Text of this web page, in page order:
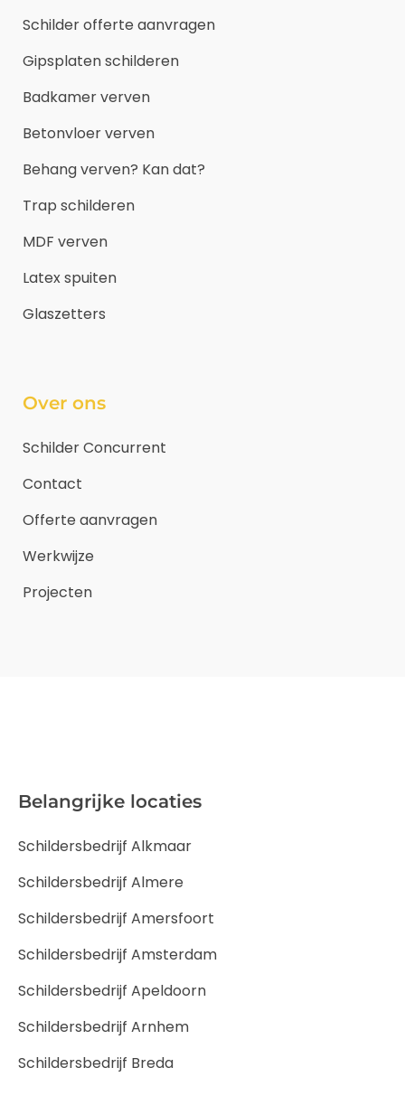
Schilder offerte aanvragen
Gipsplaten schilderen
Badkamer verven
Betonvloer verven
Behang verven? Kan dat?
Trap schilderen
MDF verven
Latex spuiten
Glaszetters
Over ons
Schilder Concurrent
Contact
Offerte aanvragen
Werkwijze
Projecten
Belangrijke locaties
Schildersbedrijf Alkmaar
Schildersbedrijf Almere
Schildersbedrijf Amersfoort
Schildersbedrijf Amsterdam
Schildersbedrijf Apeldoorn
Schildersbedrijf Arnhem
Schildersbedrijf Breda